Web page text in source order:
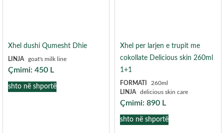
Xhel dushi Qumesht Dhie
LINJA goat's milk line
Çmimi: 450 L
shto në shportë
Xhel per larjen e trupit me
cokollate Delicious skin 260ml
1+1
FORMATI
260ml
LINJA
delicious skin care
Çmimi: 890 L
shto në shportë